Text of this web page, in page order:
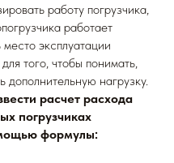
работу погрузчика,
работает
эксплуатации
того, чтобы понимать,
дополнительную нагрузку.
расчет расхода
погрузчиках
формулы: